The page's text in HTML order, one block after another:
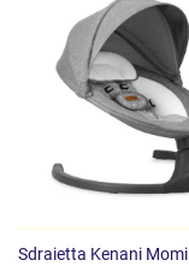
Sdraietta Kenani Momi